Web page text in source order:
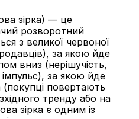
зірка) — це
розворотний
з великої червоної
за якою йде
вниз (нерішучість,
за якою йде
(покупці повертають
тренду або на
зірка є одним із